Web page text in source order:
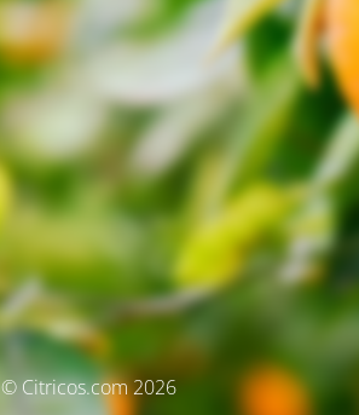
© Citricos.com 2026